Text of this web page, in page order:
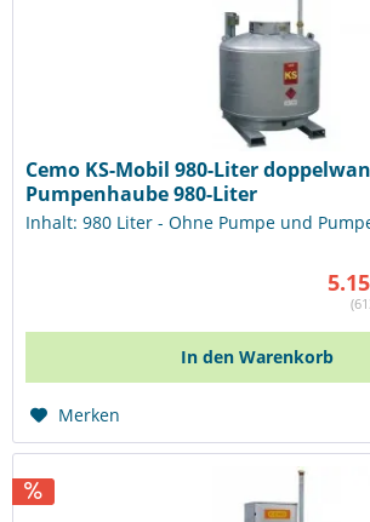
Cemo KS-Mobil 980-Liter
Pumpenhaube 980-Liter
Inhalt: 980 Liter - Ohne Pumpe und
In den Warenkorb
Merken